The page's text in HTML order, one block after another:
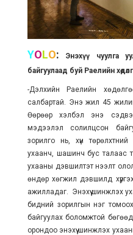
YOLO:
Энэхүү чуулга
байгуулаад буй Раелийн
-Дэлхийн Раелийн
салбартай. Энэ жил 45
Өөрөөр хэлбэл энэ
мэдээлэл солилцсон
зорилго нь, хүн
ухаанч, шашинч бус талаас
ухааны дэвшилтэт нээлт
өндөр хөгжил дэвшилд
ажилладаг. Энэхүү шинжлэх
бидний зорилгын нэг
байгуулах боломжтой
орондоо энэхүү шинжлэх